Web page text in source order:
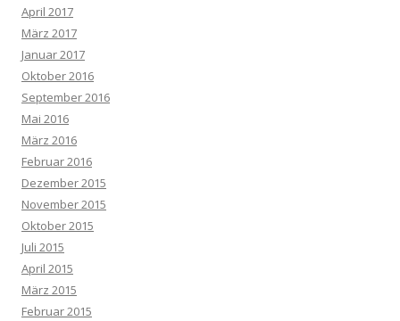
April 2017
März 2017
Januar 2017
Oktober 2016
September 2016
Mai 2016
März 2016
Februar 2016
Dezember 2015
November 2015
Oktober 2015
Juli 2015
April 2015
März 2015
Februar 2015